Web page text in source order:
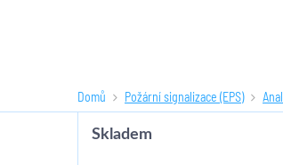
Domů Požární signalizace (EPS)
Skladem